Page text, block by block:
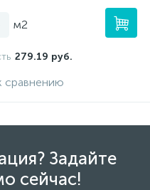
м2
279.19 руб.
сравнению
Задайте
сейчас!